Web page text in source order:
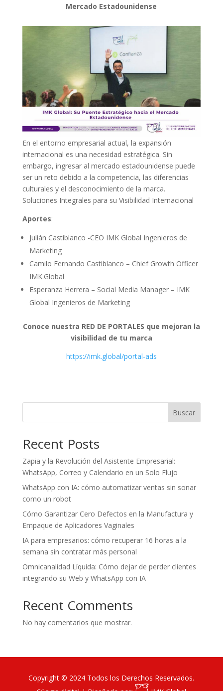
Mercado Estadounidense
En el entorno empresarial actual, la expansión
internacional es una necesidad estratégica. Sin
embargo, ingresar al mercado estadounidense puede
ser un reto debido a la competencia, las diferencias
culturales y el desconocimiento de la marca.
Soluciones Integrales para su Visibilidad Internacional
Aportes:
Julián Castiblanco -CEO IMK Global Ingenieros de
Marketing
Camilo Fernando Castiblanco – Chief Growth Officer
IMK.Global
Esperanza Herrera – Social Media Manager – IMK
Global Ingenieros de Marketing
Conoce nuestra RED DE PORTALES que mejoran la
visibilidad de tu marca
https://imk.global/portal-ads
Buscar
Recent Posts
Zapia y la Revolución del Asistente Empresarial:
WhatsApp, Correo y Calendario en un Solo Flujo
WhatsApp con IA: cómo automatizar ventas sin sonar
como un robot
Cómo Garantizar Cero Defectos en la Manufactura y
Empaque de Aplicadores Vaginales
IA para empresarios: cómo recuperar 16 horas a la
semana sin contratar más personal
Omnicanalidad Líquida: Cómo dejar de perder clientes
integrando su Web y WhatsApp con IA
Recent Comments
No hay comentarios que mostrar.
Copyright © 2024 Todos los Derechos Reservados.